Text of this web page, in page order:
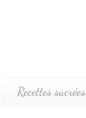
Recettes sucrées